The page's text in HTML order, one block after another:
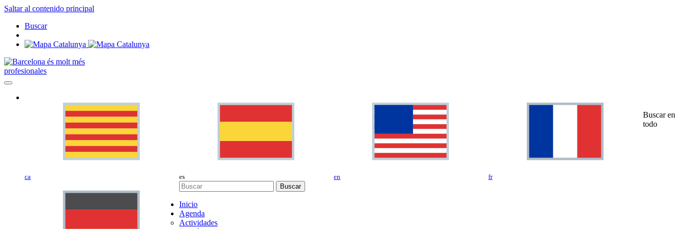
Saltar al contenido principal
Buscar
profesionales
ca es en fr
Buscar en
todo
Buscar
Inicio
Agenda
Actividades